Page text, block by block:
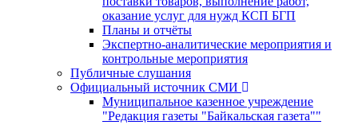
оказание услуг для нужд КСП БГП
Планы и отчёты
Экспертно-аналитические мероприятия и
контрольные мероприятия
Публичные слушания
Официальный источник СМИ
Муниципальное казенное учреждение
"Редакция газеты "Байкальская газета""